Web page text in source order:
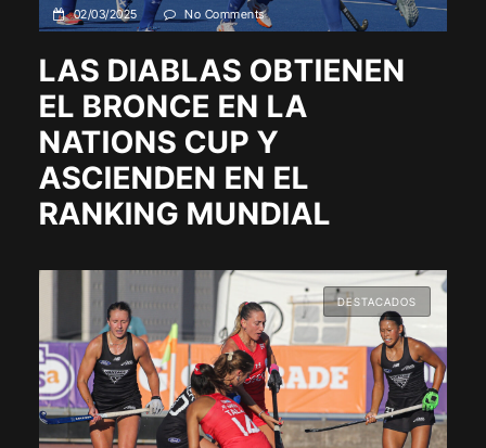
02/03/2025 No Comments
LAS DIABLAS OBTIENEN
EL BRONCE EN LA
NATIONS CUP Y
ASCIENDEN EN EL
RANKING MUNDIAL
DESTACADOS